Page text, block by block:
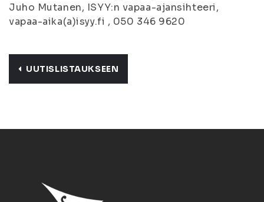
Juho Mutanen, ISYY:n vapaa-ajansihteeri,
vapaa-aika(a)isyy.fi , 050 346 9620
UUTISLISTAUKSEEN